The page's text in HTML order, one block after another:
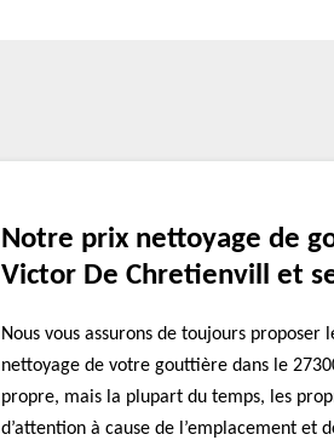
Notre prix nettoyage de
Victor De Chretienvill et
Nous vous assurons de toujours
nettoyage de votre gouttière dans le
propre, mais la plupart du temps, les
d’attention à cause de l’emplacement et